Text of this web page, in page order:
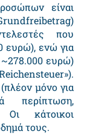
είναι
που
ευρώ), ενώ για
ευρώ)
μόνο για
περίπτωση,
Οι κάτοικοι
τους.